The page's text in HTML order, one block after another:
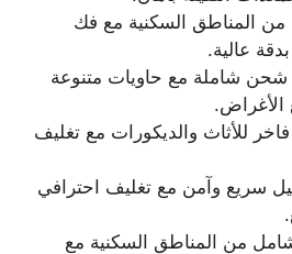
المناطق السكنية مع فك
عالية.
شاملة مع حاويات متنوعة
الأغراض.
للأثاث والديكورات مع تغليف
سريع وآمن مع تغليف احترافي
من المناطق السكنية مع